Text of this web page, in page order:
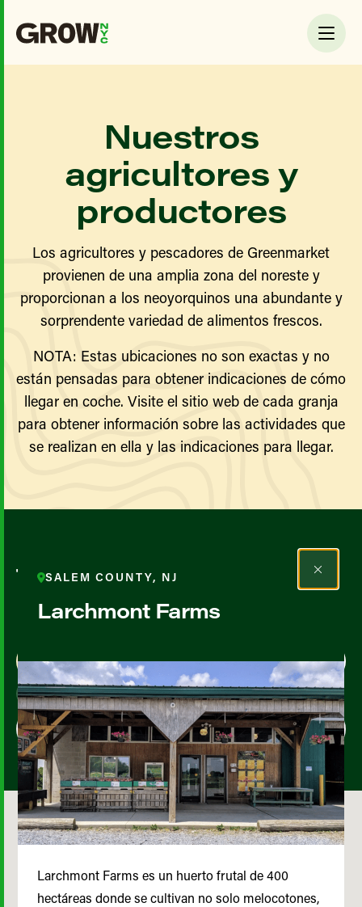
Nuestros
agricultores y
productores
Los agricultores y pescadores de Greenmarket
provienen de una amplia zona del noreste y
proporcionan a los neoyorquinos una abundante y
sorprendente variedad de alimentos frescos.
NOTA: Estas ubicaciones no son exactas y no
están pensadas para obtener indicaciones de cómo
llegar en coche. Visite el sitio web de cada granja
para obtener información sobre las actividades que
se realizan en ella y las indicaciones para llegar.
Todos los agricultores y
productores
Map View List View
SALEM COUNTY, NJ
Larchmont Farms
Larchmont Farms es un huerto frutal de 400
hectáreas donde se cultivan no solo melocotones,